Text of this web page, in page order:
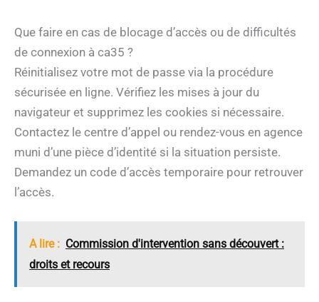
Que faire en cas de blocage d’accès ou de difficultés
de connexion à ca35 ?
Réinitialisez votre mot de passe via la procédure
sécurisée en ligne. Vérifiez les mises à jour du
navigateur et supprimez les cookies si nécessaire.
Contactez le centre d’appel ou rendez-vous en agence
muni d’une pièce d’identité si la situation persiste.
Demandez un code d’accès temporaire pour retrouver
l’accès.
A lire : Commission d'intervention sans découvert :
droits et recours